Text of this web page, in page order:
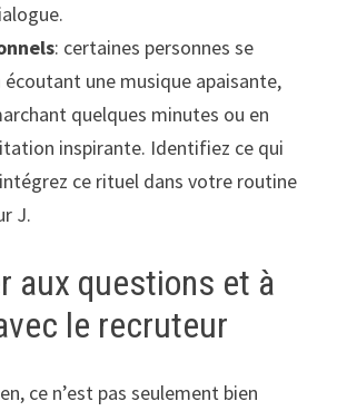
: certaines personnes se
une musique apaisante,
quelques minutes ou en
inspirante. Identifiez ce qui
ce rituel dans votre routine
J.
aux questions et à
le recruteur
ce n’est pas seulement bien